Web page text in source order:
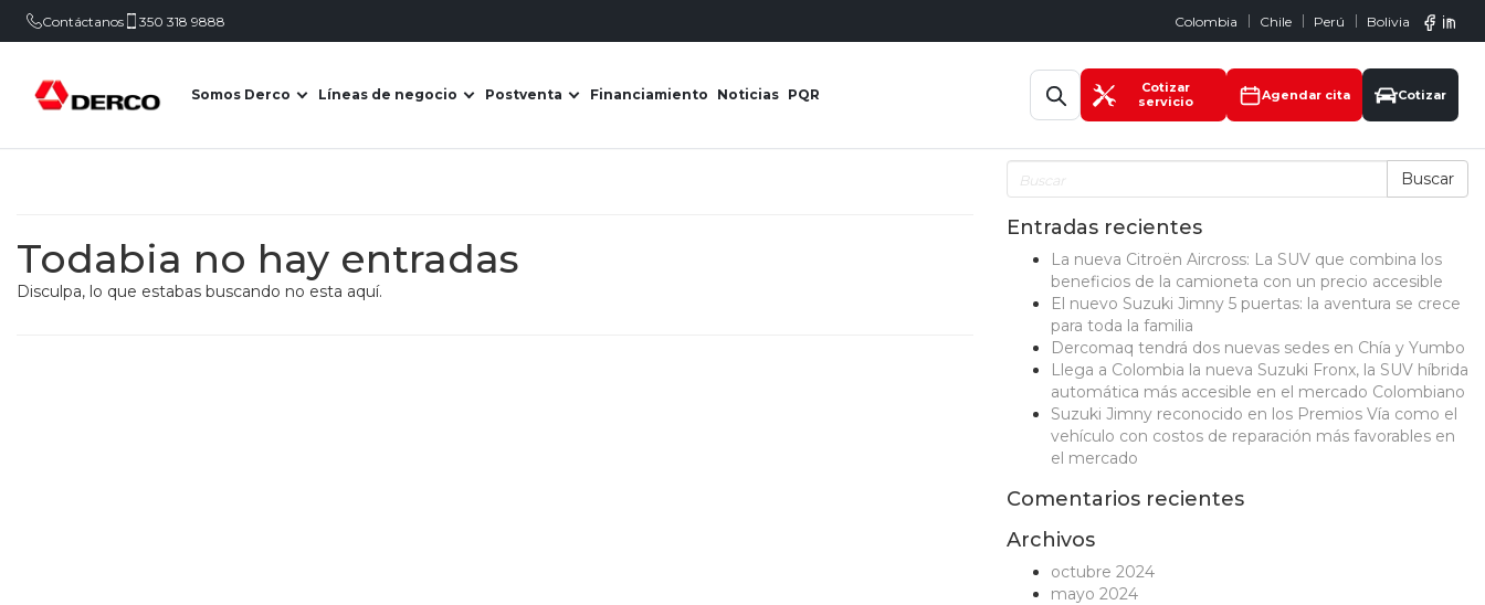
Contáctanos 350 318 9888 Colombia Chile Perú Bolivia
Somos Derco
Abrir submenú de Somos Derco
Líneas de negocio
Abrir submenú de Líneas de negocio
Postventa
Abrir submenú de Postventa
Financiamiento Noticias PQR
Abrir búsquedaCotizar
servicio
Agendar cita Cotizar
Todabia no hay entradas
Disculpa, lo que estabas buscando no esta aquí.
Buscar
Entradas recientes
La nueva Citroën Aircross: La SUV que combina los
beneficios de la camioneta con un precio accesible
El nuevo Suzuki Jimny 5 puertas: la aventura se crece
para toda la familia
Dercomaq tendrá dos nuevas sedes en Chía y Yumbo
Llega a Colombia la nueva Suzuki Fronx, la SUV híbrida
automática más accesible en el mercado Colombiano
Suzuki Jimny reconocido en los Premios Vía como el
vehículo con costos de reparación más favorables en
el mercado
Comentarios recientes
Archivos
octubre 2024
mayo 2024